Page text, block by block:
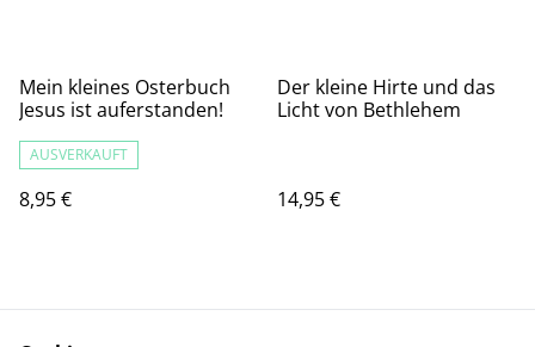
Mein kleines Osterbuch
Jesus ist auferstanden!
AUSVERKAUFT
8,95 €
Der kleine Hirte und das
Licht von Bethlehem
14,95 €